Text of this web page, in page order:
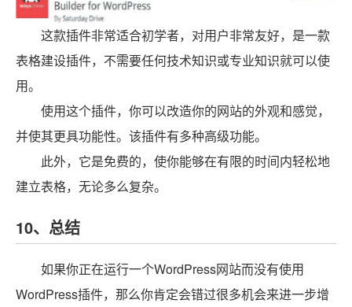
这款插件非常适合初学者，对用户非常友好，是一款
表格建设插件，不需要任何技术知识或专业知识就可以使
用。
使用这个插件，你可以改造你的网站的外观和感觉，
并使其更具功能性。该插件有多种高级功能。
此外，它是免费的，使你能够在有限的时间内轻松地
建立表格，无论多么复杂。
10、总结
如果你正在运行一个WordPress网站而没有使用
WordPress插件，那么你肯定会错过很多机会来进一步增